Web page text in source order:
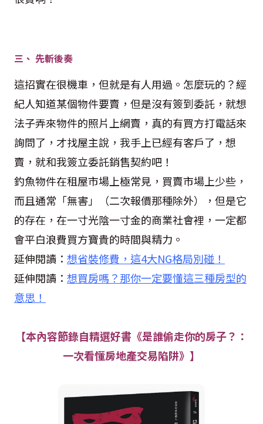
三、 先斬後奏
這招實在很機車，但就是有人用過。怎麼玩的？經
紀人知道某個物件要賣，但是沒有簽到委託，就想
法子弄來物件的照片上網賣，真的有買方打電話來
詢問了，才找屋主說，我手上已經有客戶了，想
賣，就和我簽立委託銷售契約吧！
釣魚物件在租屋市場上極常見，買賣市場上少些，
而且通常「無害」（二次報價那種除外），但是它
的存在，在一寸光陰一寸金的商業社會裡，一定都
會平白浪費買方寶貴的時間與精力。
延伸閱讀： 想省裝修費，這4大NG格局別碰！
延伸閱讀： 想買房嗎？那你一定要懂這三種房型的
意思！
【本內容節錄自精選好書《是誰偷走你的房子？：
一次看懂房地產交易陷阱》】